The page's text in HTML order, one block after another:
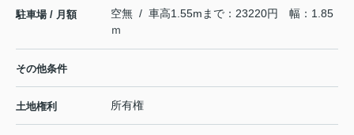
駐車場 / 月額
空無 / 車高1.55mまで：23220円 幅：1.85
ｍ
その他条件
土地権利 所有権